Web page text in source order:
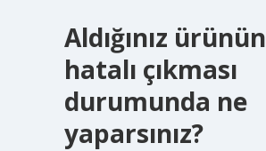
Aldığınız ürünün
hatalı çıkması
durumunda ne
yaparsınız?